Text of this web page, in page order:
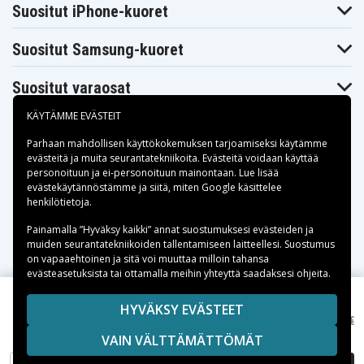
Merkki SiGN
Valkoinen
Ampeeri 3 A
Latausportti USB-C
Lähtöjen määrä
11,99 €
Suositut iPhone-kuoret
Suositut Samsung-kuoret
Suositut varaosat
Maksuvaihtoehdot
Toimitusvaihtoehdot
Copyright © 2026, Spares Nordic AB
SIVULLA MAINITUT TAVARAMERKIT OVAT OMISTAJIENSA
OMAISUUTTA.
KÄYTÄMME EVÄSTEIT
Parhaan mahdollisen käyttökokemuksen tarjoamiseksi käytämme
evästeitä ja muita seurantatekniikoita. Evästeitä voidaan käyttää
personoituun ja ei-personoituun mainontaan. Lue lisää
evästekäytännöstämme ja siitä, miten Google käsittelee
henkilötietoja.
Painamalla ”Hyväksy kaikki” annat suostumuksesi evästeiden ja
muiden seurantatekniikoiden tallentamiseen laitteellesi. Suostumus
on vapaaehtoinen ja sitä voi muuttaa milloin tahansa
evästeasetuksista tai ottamalla meihin yhteyttä saadaksesi ohjeita.
HYVÄKSY EVÄSTEET
VAIN VÄLTTÄMÄTTÖMÄT